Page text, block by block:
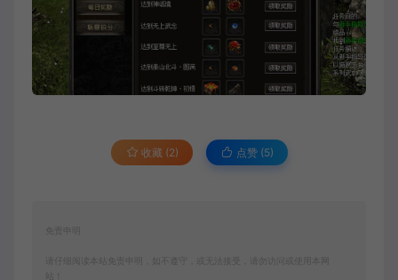
收藏 (2) 点赞 (5)
免责申明
请仔细阅读本站免责申明，如不遵守，或无法接受，请勿访问或使用本网